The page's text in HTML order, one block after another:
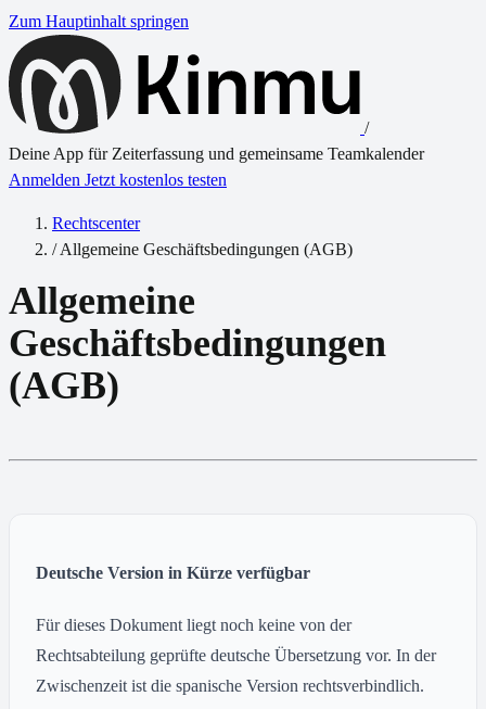
Zum Hauptinhalt springen
/
Deine App für Zeiterfassung und gemeinsame Teamkalender
Anmelden Jetzt kostenlos testen
Rechtscenter
/ Allgemeine Geschäftsbedingungen (AGB)
Allgemeine
Geschäftsbedingungen
(AGB)
Deutsche Version in Kürze verfügbar
Für dieses Dokument liegt noch keine von der
Rechtsabteilung geprüfte deutsche Übersetzung vor. In der
Zwischenzeit ist die spanische Version rechtsverbindlich.